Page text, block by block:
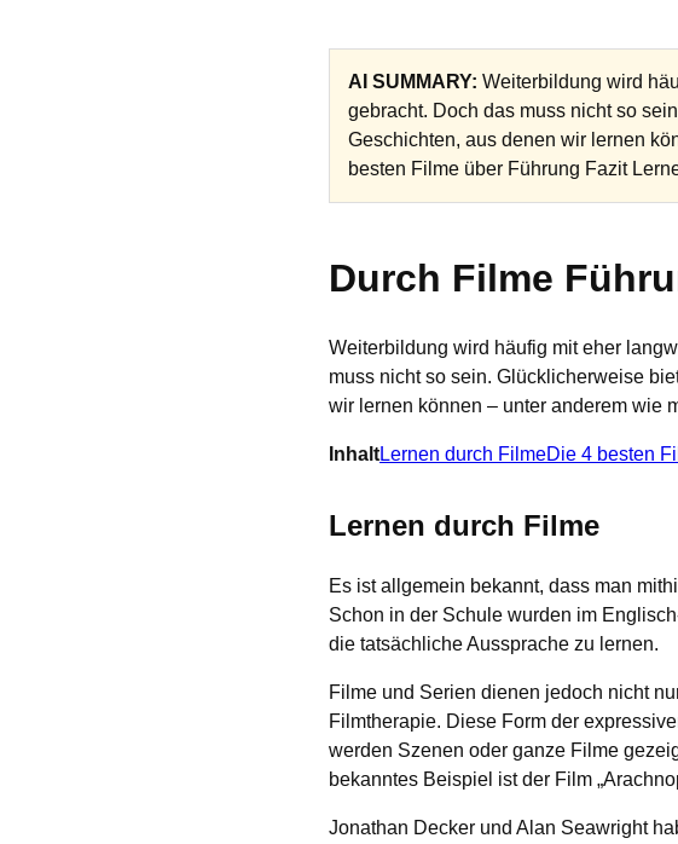
AI SUMMARY: Weiterbildung wird
gebracht. Doch das muss nicht so
Geschichten, aus denen wir lernen
besten Filme über Führung Fazit
Durch Filme
Weiterbildung wird häufig mit eher
muss nicht so sein. Glücklicherweise
wir lernen können – unter anderem wie
InhaltLernen durch FilmeDie 4 besten
Lernen durch Filme
Es ist allgemein bekannt, dass man
Schon in der Schule wurden im
die tatsächliche Aussprache zu lernen.
Filme und Serien dienen jedoch nicht
Filmtherapie. Diese Form der
werden Szenen oder ganze Filme
bekanntes Beispiel ist der Film
Jonathan Decker und Alan Seawright